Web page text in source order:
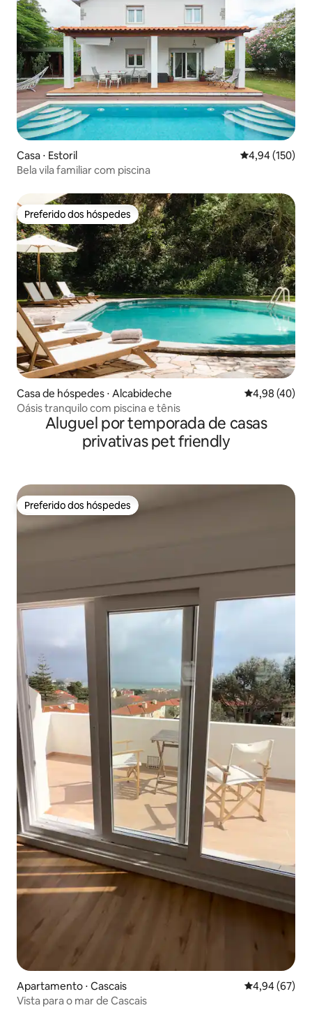
Casa ⋅ Estoril 4,94 de uma
4,94 (150)
Bela vila familiar com piscina
Preferido dos hóspedes
Preferido dos hóspedes
Casa de hóspedes ⋅ Alcabideche 4,98 de uma
4,98 (40)
Oásis tranquilo com piscina e tênis
Aluguel por temporada de casas
privativas pet friendly
Preferido dos hóspedes
Preferido dos hóspedes
Apartamento ⋅ Cascais 4,94 de uma
4,94 (67)
Vista para o mar de Cascais